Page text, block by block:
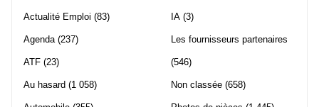
Actualité Emploi (83)
Agenda (237)
ATF (23)
Au hasard (1 058)
IA (3)
Les fournisseurs partenaires
(546)
Non classée (658)